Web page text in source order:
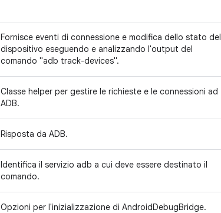
Fornisce eventi di connessione e modifica dello stato del
dispositivo eseguendo e analizzando l'output del
comando "adb track-devices".
Classe helper per gestire le richieste e le connessioni ad
ADB.
Risposta da ADB.
Identifica il servizio adb a cui deve essere destinato il
comando.
Opzioni per l'inizializzazione di AndroidDebugBridge.